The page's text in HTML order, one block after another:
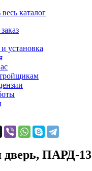
каталог
установка
дверь, ПАРД-13